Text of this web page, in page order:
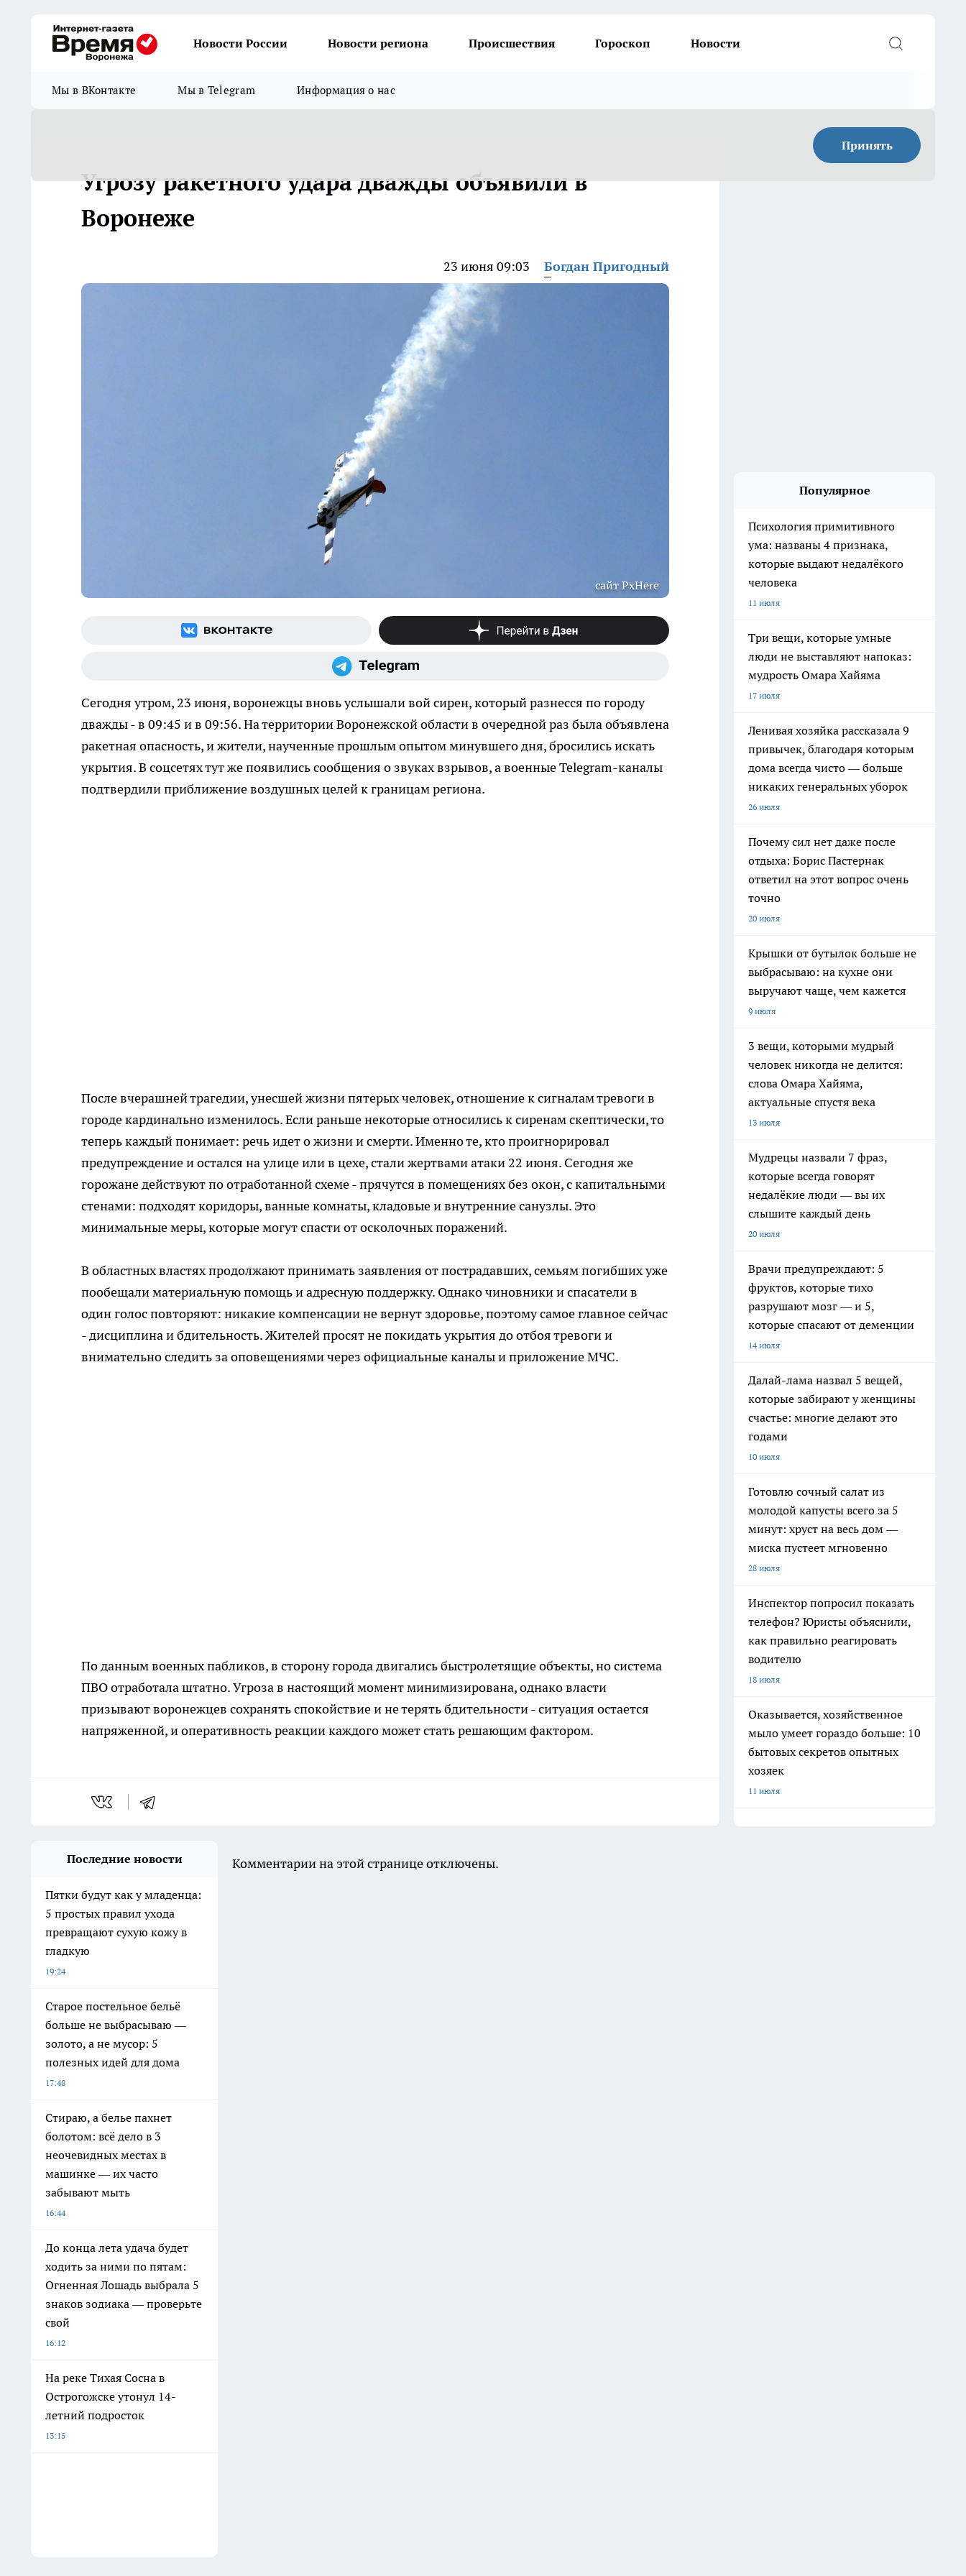
Новости России Новости региона Происшествия Гороскоп Новости
Мы в ВКонтакте Мы в Telegram Информация о нас
Принять
Угрозу ракетного удара дважды объявили в
Воронеже
23 июня 09:03 Богдан Пригодный
сайт PxHere
Сегодня утром, 23 июня, воронежцы вновь услышали вой сирен, который разнесся по городу
дважды - в 09:45 и в 09:56. На территории Воронежской области в очередной раз была объявлена
ракетная опасность, и жители, наученные прошлым опытом минувшего дня, бросились искать
укрытия. В соцсетях тут же появились сообщения о звуках взрывов, а военные Telegram-каналы
подтвердили приближение воздушных целей к границам региона.
После вчерашней трагедии, унесшей жизни пятерых человек, отношение к сигналам тревоги в
городе кардинально изменилось. Если раньше некоторые относились к сиренам скептически, то
теперь каждый понимает: речь идет о жизни и смерти. Именно те, кто проигнорировал
предупреждение и остался на улице или в цехе, стали жертвами атаки 22 июня. Сегодня же
горожане действуют по отработанной схеме - прячутся в помещениях без окон, с капитальными
стенами: подходят коридоры, ванные комнаты, кладовые и внутренние санузлы. Это
минимальные меры, которые могут спасти от осколочных поражений.
В областных властях продолжают принимать заявления от пострадавших, семьям погибших уже
пообещали материальную помощь и адресную поддержку. Однако чиновники и спасатели в
один голос повторяют: никакие компенсации не вернут здоровье, поэтому самое главное сейчас
- дисциплина и бдительность. Жителей просят не покидать укрытия до отбоя тревоги и
внимательно следить за оповещениями через официальные каналы и приложение МЧС.
По данным военных пабликов, в сторону города двигались быстролетящие объекты, но система
ПВО отработала штатно. Угроза в настоящий момент минимизирована, однако власти
призывают воронежцев сохранять спокойствие и не терять бдительности - ситуация остается
напряженной, и оперативность реакции каждого может стать решающим фактором.
Популярное
Психология примитивного
ума: названы 4 признака,
которые выдают недалёкого
человека
11 июля
Три вещи, которые умные
люди не выставляют напоказ:
мудрость Омара Хайяма
17 июля
Ленивая хозяйка рассказала 9
привычек, благодаря которым
дома всегда чисто — больше
никаких генеральных уборок
26 июля
Почему сил нет даже после
отдыха: Борис Пастернак
ответил на этот вопрос очень
точно
20 июля
Крышки от бутылок больше не
выбрасываю: на кухне они
выручают чаще, чем кажется
9 июля
3 вещи, которыми мудрый
человек никогда не делится:
слова Омара Хайяма,
актуальные спустя века
13 июля
Мудрецы назвали 7 фраз,
которые всегда говорят
недалёкие люди — вы их
слышите каждый день
20 июля
Врачи предупреждают: 5
фруктов, которые тихо
разрушают мозг — и 5,
которые спасают от деменции
14 июля
Далай-лама назвал 5 вещей,
которые забирают у женщины
счастье: многие делают это
годами
10 июля
Готовлю сочный салат из
молодой капусты всего за 5
минут: хруст на весь дом —
миска пустеет мгновенно
28 июля
Инспектор попросил показать
телефон? Юристы объяснили,
как правильно реагировать
водителю
18 июля
Оказывается, хозяйственное
мыло умеет гораздо больше: 10
бытовых секретов опытных
хозяек
11 июля
Последние новости
Пятки будут как у младенца:
5 простых правил ухода
превращают сухую кожу в
гладкую
19:24
Старое постельное бельё
больше не выбрасываю —
золото, а не мусор: 5
полезных идей для дома
17:48
Стираю, а белье пахнет
болотом: всё дело в 3
неочевидных местах в
машинке — их часто
забывают мыть
16:44
До конца лета удача будет
ходить за ними по пятам:
Огненная Лошадь выбрала 5
знаков зодиака — проверьте
свой
16:12
На реке Тихая Сосна в
Острогожске утонул 14-
летний подросток
13:15
Комментарии на этой странице отключены.